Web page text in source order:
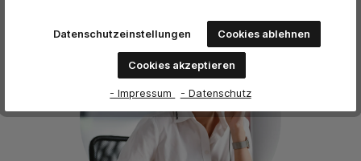
Datenschutzeinstellungen Cookies ablehnen
Cookies akzeptieren
- Impressum - Datenschutz